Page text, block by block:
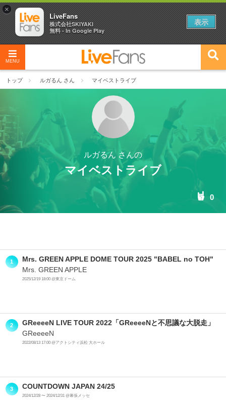
MENU
トップ ルガるん さん マイベストライブ
ルガるん さんの
マイベストライブ
0
1 Mrs. GREEN APPLE DOME TOUR 2025 "BABEL no TOH"
Mrs. GREEN APPLE
2025/12/19 18:00 @東京ドーム
2 GReeeeN LIVE TOUR 2022「GReeeeNと不思議な大脱走」
GReeeeN
2022/08/13 17:00 @アクトシティ浜松 大ホール
3 COUNTDOWN JAPAN 24/25
2024/12/28 〜 2024/12/31 @幕張メッセ
×
LiveFans
株式会社SKIYAKI
無料 - In Google Play
表示